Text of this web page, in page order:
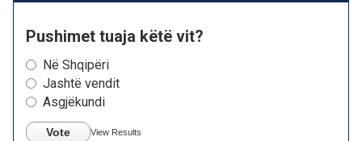
Pushimet tuaja këtë vit?
Në Shqipëri
Jashtë vendit
Asgjëkundi
Vote View Results